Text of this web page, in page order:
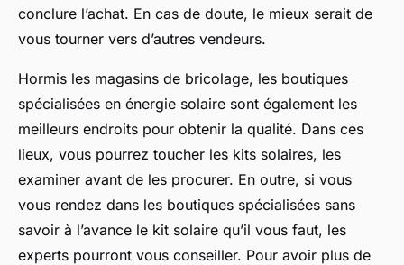
conclure l’achat. En cas de doute, le mieux serait de
vous tourner vers d’autres vendeurs.
Hormis les magasins de bricolage, les boutiques
spécialisées en énergie solaire sont également les
meilleurs endroits pour obtenir la qualité. Dans ces
lieux, vous pourrez toucher les kits solaires, les
examiner avant de les procurer. En outre, si vous
vous rendez dans les boutiques spécialisées sans
savoir à l’avance le kit solaire qu’il vous faut, les
experts pourront vous conseiller. Pour avoir plus de